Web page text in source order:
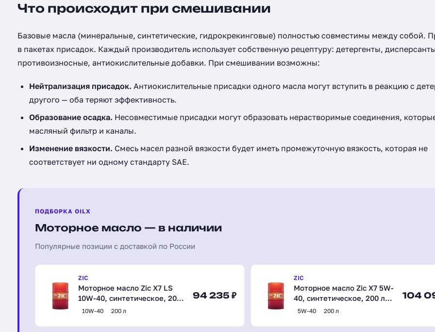
Что происходит при смешивании
Базовые масла (минеральные, синтетические, гидрокрекинговые) полностью совместимы между собой.
в пакетах присадок. Каждый производитель использует собственную рецептуру: детергенты,
противоизносные, антиокислительные добавки. При смешивании возможны:
Нейтрализация присадок. Антиокислительные присадки одного масла могут вступить в реакцию с
другого — оба теряют эффективность.
Образование осадка. Несовместимые присадки могут образовать нерастворимые соединения,
масляный фильтр и каналы.
Изменение вязкости. Смесь масел разной вязкости будет иметь промежуточную вязкость, которая не
соответствует ни одному стандарту SAE.
ПОДБОРКА OILX
Моторное масло — в наличии
Популярные позиции с доставкой по России
ZIC
Моторное масло Zic X7 LS
10W-40, синтетическое, 200
л (202620)
10W-40 200 л
94 235 ₽
ZIC
Моторное масло Zic X7 5W-
40, синтетическое, 200 л
(202662)
5W-40 200 л
104